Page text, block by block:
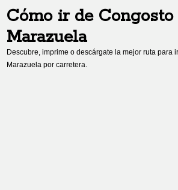
Cómo ir de Congosto
Marazuela
Descubre, imprime o descárgate la mejor ruta para
Marazuela por carretera.